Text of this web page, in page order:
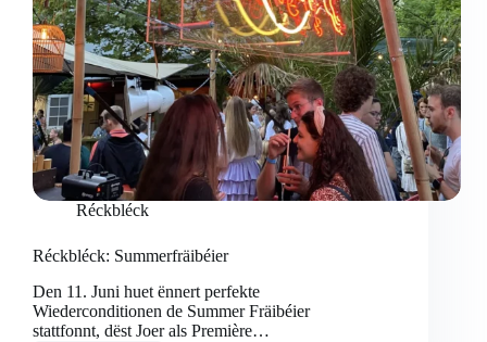
Réckbléck
Réckbléck: Summerfräibéier
Den 11. Juni huet ënnert perfekte
Wiederconditionen de Summer Fräibéier
stattfonnt, dëst Joer als Première…